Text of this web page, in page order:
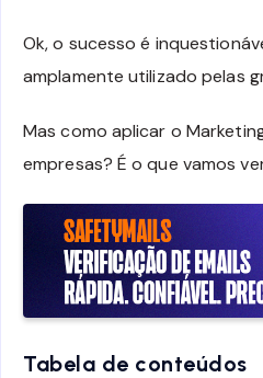
Ok, o sucesso é
amplamente utilizado pelas
Mas como aplicar o
empresas? É o que vamos
Tabela de conteúdos